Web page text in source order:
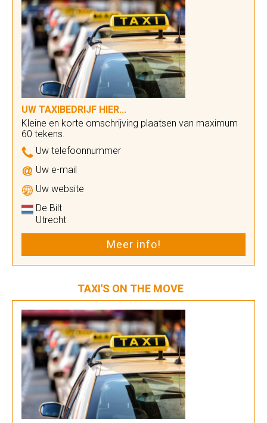
UW TAXIBEDRIJF HIER...
Kleine en korte omschrijving plaatsen van maximum
60 tekens.
Uw telefoonnummer
Uw e-mail
Uw website
De Bilt
Utrecht
Meer info!
TAXI'S ON THE MOVE